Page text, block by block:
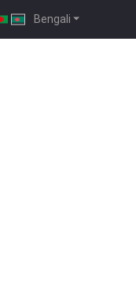
Bengali